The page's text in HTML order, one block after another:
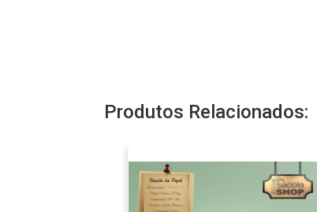
Produtos Relacionados: